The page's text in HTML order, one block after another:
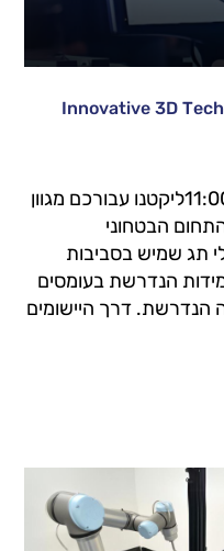
Innovative 3D
וובינר מקצועי 1.4.25 | 11:00-12:00ליקטנו עבורכם מגוון
הבטחוני
תג שמיש בסביבות
הנדרשת בעומסים
הנדרשת. דרך היישומים